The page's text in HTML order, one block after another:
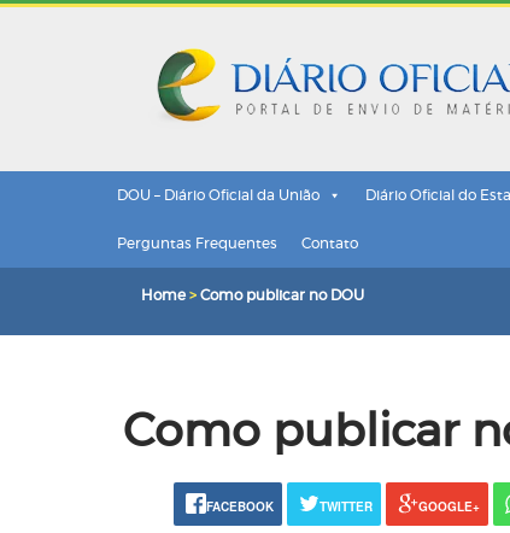
DOU – Diário Oficial da União Diário Oficial do
Perguntas Frequentes Contato
Home > Como publicar no DOU
Como publicar
FACEBOOK TWITTER GOOGLE+